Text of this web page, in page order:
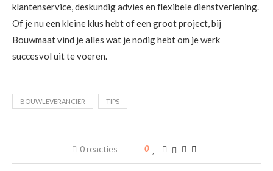
klantenservice, deskundig advies en flexibele dienstverlening.
Of je nu een kleine klus hebt of een groot project, bij
Bouwmaat vind je alles wat je nodig hebt om je werk
succesvol uit te voeren.
BOUWLEVERANCIER TIPS
0 reacties 0